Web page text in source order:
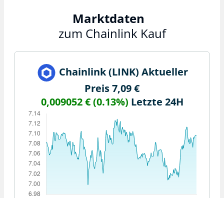
Marktdaten
zum Chainlink Kauf
Chainlink (LINK) Aktueller
Preis 7,09 €
0,009052 € (0.13%) Letzte 24H